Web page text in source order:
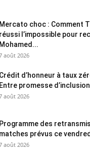
Mercato choc : Comment
réussi l’impossible pour
Mohamed...
août 2026
Crédit d’honneur à taux
Entre promesse
août 2026
Programme des
matches prévus ce
août 2026